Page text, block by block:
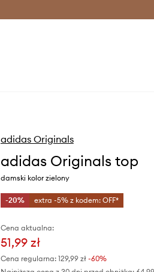
adidas Originals
adidas Originals top
damski kolor zielony
-20% extra -5% z kodem: OFF*
Cena aktualna:
51,99 zł
Cena regularna: 129,99 zł-60%